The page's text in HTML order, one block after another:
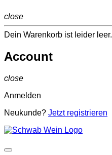
close
Dein Warenkorb ist leider leer.
Account
close
Anmelden
Neukunde? Jetzt registrieren